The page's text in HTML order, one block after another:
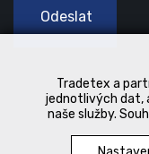
Tradetex a
jednotlivých dat,
naše služby.
Odeslat